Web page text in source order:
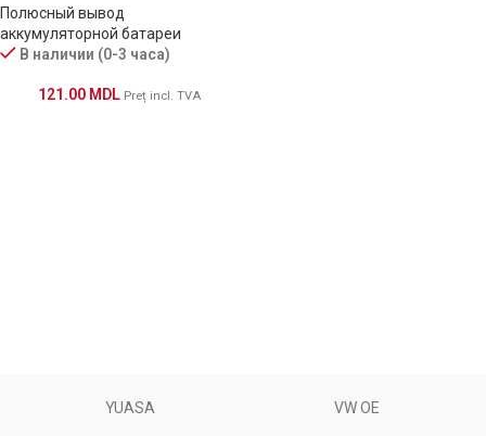
Полюсный вывод
аккумуляторной батареи
В наличии (0-3 часа)
121.00 MDL Preț incl. TVA
YUASA VW OE